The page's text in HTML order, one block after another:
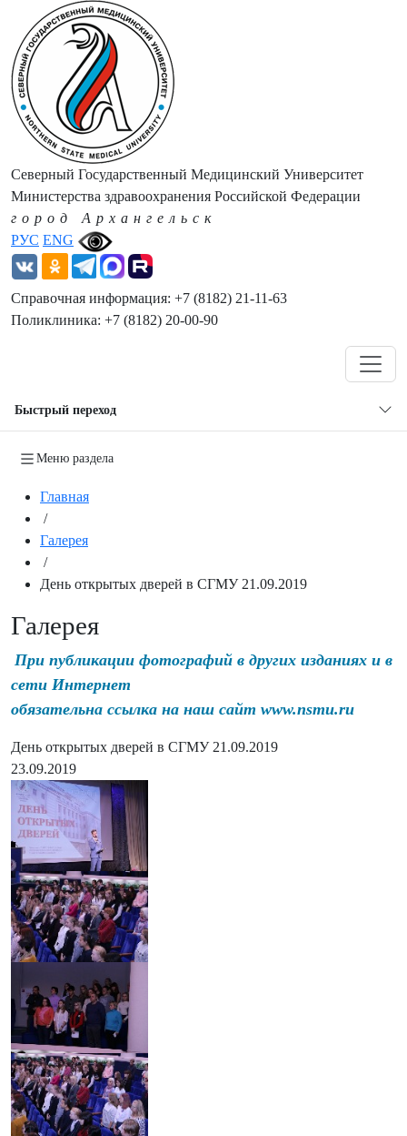
РУС ENG
Северный Государственный Медицинский Университет
Министерства здравоохранения Российской Федерации
город Архангельск
Справочная информация: +7 (8182) 21-11-63
Поликлиника: +7 (8182) 20-00-90
Быстрый переход
Меню раздела
Главная
/
Галерея
/
День открытых дверей в СГМУ 21.09.2019
Галерея
При публикации фотографий в других изданиях и в
сети Интернет
обязательна ссылка на наш сайт www.nsmu.ru
День открытых дверей в СГМУ 21.09.2019
23.09.2019